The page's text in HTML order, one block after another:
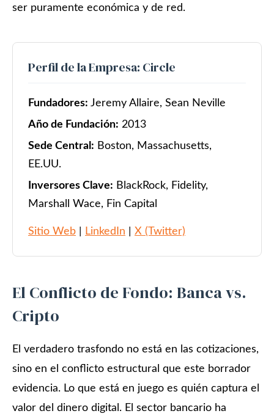
ser puramente económica y de red.
Perfil de la Empresa: Circle
Fundadores: Jeremy Allaire, Sean Neville
Año de Fundación: 2013
Sede Central: Boston, Massachusetts,
EE.UU.
Inversores Clave: BlackRock, Fidelity,
Marshall Wace, Fin Capital
Sitio Web LinkedIn X (Twitter)
El Conflicto de Fondo: Banca vs.
Cripto
El verdadero trasfondo no está en las cotizaciones,
sino en el conflicto estructural que este borrador
evidencia. Lo que está en juego es quién captura el
valor del dinero digital. El sector bancario ha